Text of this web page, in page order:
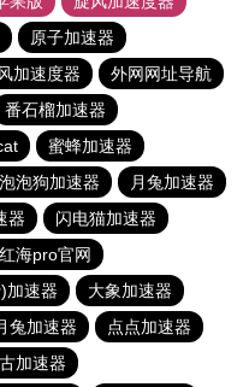
原子加速器
加速度器
外网网址导航
番石榴加速器
蜜蜂加速器
泡泡狗加速器
月兔加速器
器
闪电猫加速器
红海pro官网
加速器
大象加速器
兔加速器
点点加速器
加速器